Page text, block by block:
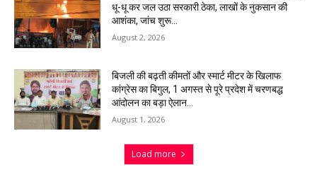
धू-धू कर जल उठा सरकारी ठेका, लाखों के नुकसान की
आशंका, जांच शुरू…
August 2, 2026
बिजली की बढ़ती कीमतों और स्मार्ट मीटर के खिलाफ
कांग्रेस का बिगुल, 1 अगस्त से पूरे प्रदेश में चरणबद्ध
आंदोलन का बड़ा ऐलान…
August 1, 2026
Load more